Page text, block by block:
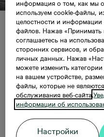
Советы
информация о том, как мы
используем cookie-файлы,
целостности и
файлов. Нажав «Принимать
соглашаетесь на
сторонних сервисов, и
личных данных. Нажав
можете изменить
на вашем устройстве,
файлы, которые не
обслуживания веб-сайта.
информации об
Настройки